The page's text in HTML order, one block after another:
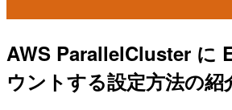
AWS ParallelCluster に
ウントする設定方法の紹